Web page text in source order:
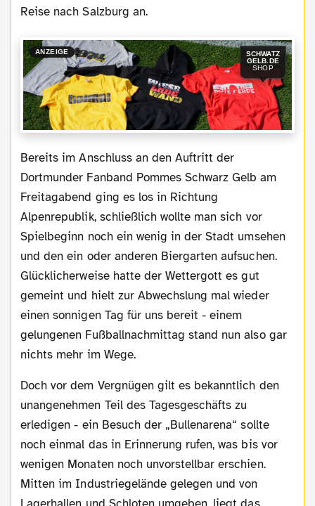
Reise nach Salzburg an.
ANZEIGE
SCHWATZ
GELB.DE
SHOP
Bereits im Anschluss an den Auftritt der
Dortmunder Fanband Pommes Schwarz Gelb am
Freitagabend ging es los in Richtung
Alpenrepublik, schließlich wollte man sich vor
Spielbeginn noch ein wenig in der Stadt umsehen
und den ein oder anderen Biergarten aufsuchen.
Glücklicherweise hatte der Wettergott es gut
gemeint und hielt zur Abwechslung mal wieder
einen sonnigen Tag für uns bereit - einem
gelungenen Fußballnachmittag stand nun also gar
nichts mehr im Wege.
Doch vor dem Vergnügen gilt es bekanntlich den
unangenehmen Teil des Tagesgeschäfts zu
erledigen - ein Besuch der „Bullenarena“ sollte
noch einmal das in Erinnerung rufen, was bis vor
wenigen Monaten noch unvorstellbar erschien.
Mitten im Industriegelände gelegen und von